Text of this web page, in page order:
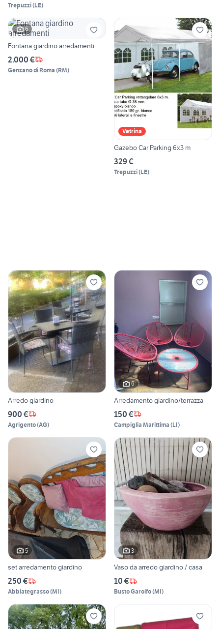
Trepuzzi(LE)
6
Fontana giardino arredamenti
2.000 €
Genzano di Roma (RM)
Vetrina
Gazebo Car Parking 6x3 m
329 €
Trepuzzi(LE)
Arredo giardino
900 €
Agrigento(AG)
6
Arredamento giardino/terrazza
150 €
Campiglia Marittima (LI)
5
set arredamento giardino
250 €
Abbiategrasso(MI)
3
Vaso da arredo giardino / casa
10 €
Busto Garolfo(MI)